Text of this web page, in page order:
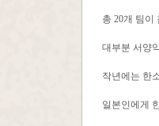
총 20개 팀이
대부분 서양
작년에는 한
일본인에게